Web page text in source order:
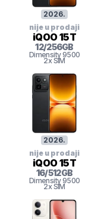
2026.
nije u prodaji
iQOO 15T
12/256GB
Dimensity9500
2x SIM
2026.
nije u prodaji
iQOO 15T
16/512GB
Dimensity9500
2x SIM